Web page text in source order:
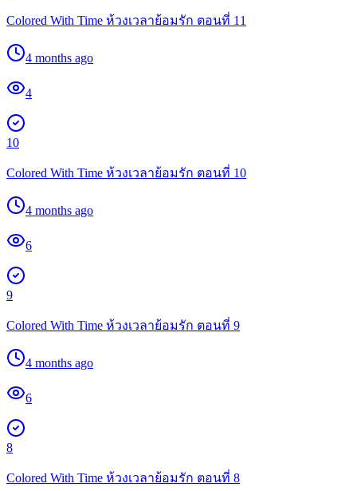
Colored With Time ห้วงเวลาย้อมรัก ตอนที่ 11
4 months ago
4
10
Colored With Time ห้วงเวลาย้อมรัก ตอนที่ 10
4 months ago
6
9
Colored With Time ห้วงเวลาย้อมรัก ตอนที่ 9
4 months ago
6
8
Colored With Time ห้วงเวลาย้อมรัก ตอนที่ 8